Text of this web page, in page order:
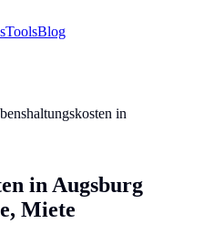
ToolsBlog
in
in Augsburg
Miete